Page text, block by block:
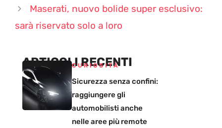
Maserati, nuovo bolide super esclusivo:
sarà riservato solo a loro
ARTICOLI RECENTI
CURIOSITÀ
Sicurezza senza confini:
raggiungere gli
automobilisti anche
nelle aree più remote